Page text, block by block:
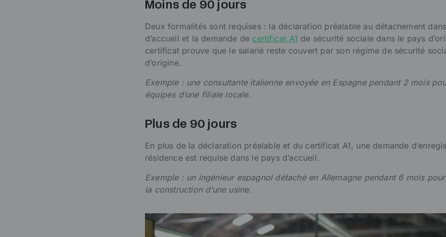
Moins de 90 jours
Deux formalités sont requises : la déclaration préalable au détachement
d’accueil et la demande de certificat A1 de sécurité sociale dans le pays
certificat prouve que le salarié reste couvert par son régime de sécurité
d’origine.
Exemple : une consultante italienne envoyée en Espagne pendant 2 mois
équipes d’une filiale locale.
Plus de 90 jours
En plus de la déclaration préalable et du certificat A1, une demande
résidence est requise dans le pays d’accueil.
Exemple : un ingénieur espagnol détaché en Allemagne pendant 6 mois
la construction d’une usine.